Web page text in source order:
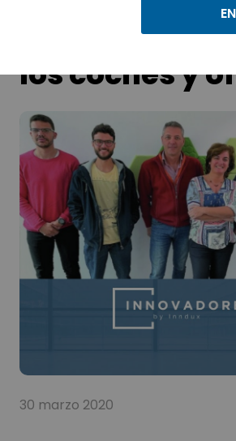
llave con la
los coches y
30 marzo 2020